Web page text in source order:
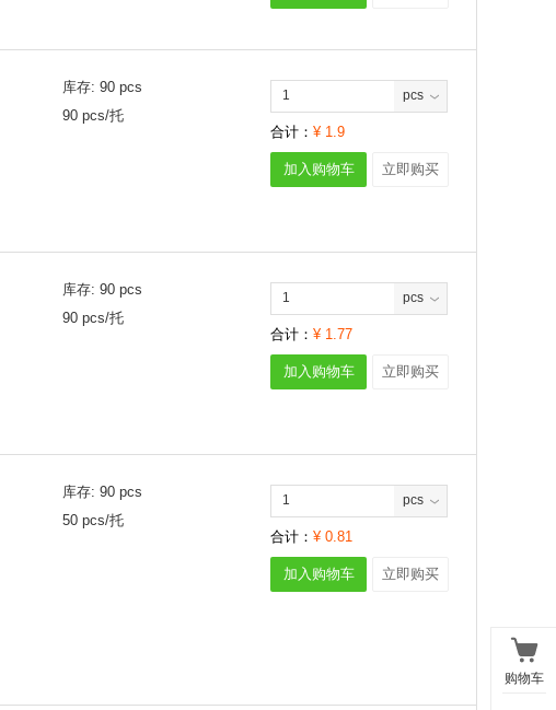
库存: 90 pcs
90 pcs/托
pcs
合计： ¥ 1.9
加入购物车 立即购买
库存: 90 pcs
90 pcs/托
pcs
合计： ¥ 1.77
加入购物车 立即购买
库存: 90 pcs
50 pcs/托
pcs
合计： ¥ 0.81
加入购物车 立即购买
购物车